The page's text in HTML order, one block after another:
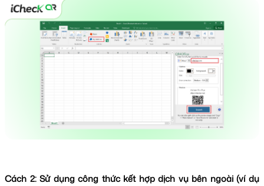
Cách 2: Sử dụng công thức kết hợp dịch vụ bên ngoài (ví dụ